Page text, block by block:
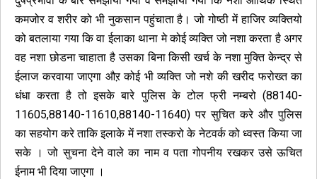
कमजोर व शरीर को भी नुकसान पहुंचाता है। जो गोष्ठी में हाजिर व्यक्तियो
को बतलाया गया कि वा ईलाका थाना मे कोई व्यक्ति जो नशा करता है अगर
वह नशा छोडना चाहाता है उसका बिना किसी खर्च के नशा मुक्ति केन्द्र से
ईलाज करवाया जाएगा औऱ कोई भी व्यक्ति जो नशे की खरीद फरोख्त का
धंधा करता है तो इसके बारे पुलिस के टोल फ्री नम्बरो (88140-
11605,88140-11610,88140-11640) पर सुचित करे और पुलिस
का सहयोग करे ताकि इलाके में नशा तस्करो के नेटवर्क को ध्वस्त किया जा
सके । जो सुचना देने वाले का नाम व पता गोपनीय रखकर उसे ऊचित
ईनाम भी दिया जाएगा ।